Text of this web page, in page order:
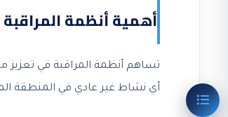
أهمية أنظمة المراقبة
تساهم أنظمة المراقبة في تعزيز
أي نشاط غير عادي في المنطقة